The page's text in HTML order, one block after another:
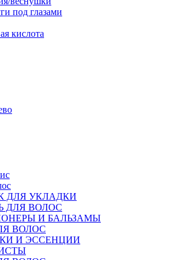
под глазами
кислота
ДЛЯ УКЛАДКИ
ДЛЯ ВОЛОС
И БАЛЬЗАМЫ
ВОЛОС
И ЭССЕНЦИИ